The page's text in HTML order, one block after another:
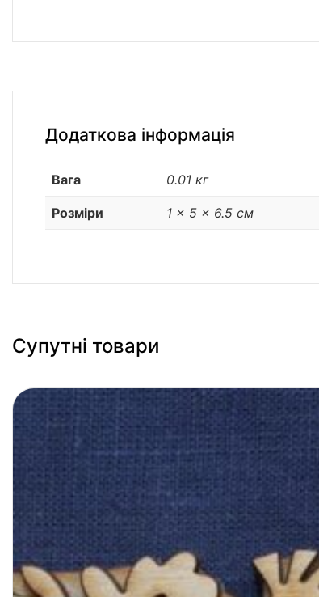
Додаткова інформація
Вага 0.01 кг
Розміри 1 × 5 × 6.5 см
Супутні товари